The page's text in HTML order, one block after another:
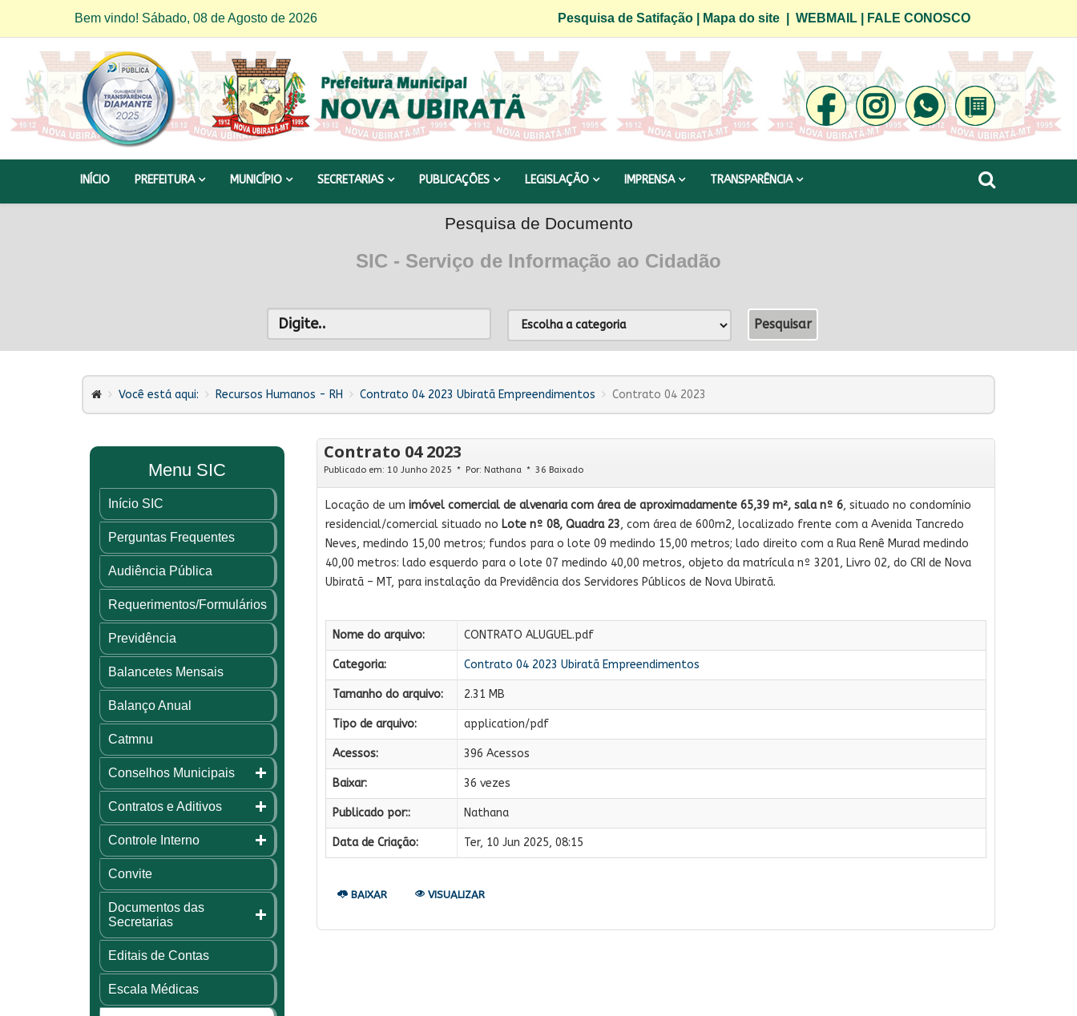
Bem vindo! Sábado, 08 de Agosto de 2026 Pesquisa de Satifação| Mapa do site| WEBMAIL| FALE CONOSCO
INÍCIO PREFEITURA MUNICÍPIO SECRETARIAS PUBLICAÇÕES LEGISLAÇÃO IMPRENSA TRANSPARÊNCIA
Pesquisa de Documento
SIC - Serviço de Informação ao Cidadão
Você está aqui: Recursos Humanos - RH Contrato 04 2023 Ubiratã Empreendimentos Contrato 04 2023
Menu SIC
Início SIC
Perguntas Frequentes
Audiência Pública
Requerimentos/Formulários
Previdência
Balancetes Mensais
Balanço Anual
Catmnu
Conselhos Municipais
Contratos e Aditivos
Controle Interno
Convite
Documentos das
Secretarias
Editais de Contas
Escala Médicas
Contrato 04 2023
Publicado em: 10 Junho 2025 Por: Nathana 36 Baixado
Locação de um imóvel comercial de alvenaria com área de aproximadamente 65,39 m², sala nº 6, situado no condomínio
residencial/comercial situado no Lote nº 08, Quadra 23, com área de 600m2, localizado frente com a Avenida Tancredo
Neves, medindo 15,00 metros; fundos para o lote 09 medindo 15,00 metros; lado direito com a Rua Renê Murad medindo
40,00 metros: lado esquerdo para o lote 07 medindo 40,00 metros, objeto da matrícula nº 3201, Livro 02, do CRI de Nova
Ubiratã – MT, para instalação da Previdência dos Servidores Públicos de Nova Ubiratã.
Nome do arquivo: CONTRATO ALUGUEL.pdf
Categoria: Contrato 04 2023 Ubiratã Empreendimentos
Tamanho do arquivo: 2.31 MB
Tipo de arquivo: application/pdf
Acessos: 396 Acessos
Baixar: 36 vezes
Publicado por:: Nathana
Data de Criação: Ter, 10 Jun 2025, 08:15
BAIXAR VISUALIZAR